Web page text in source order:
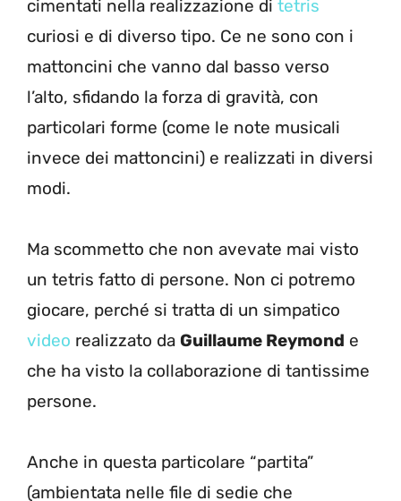
cimentati nella realizzazione di tetris
curiosi e di diverso tipo. Ce ne sono con i
mattoncini che vanno dal basso verso
l’alto, sfidando la forza di gravità, con
particolari forme (come le note musicali
invece dei mattoncini) e realizzati in diversi
modi.
Ma scommetto che non avevate mai visto
un tetris fatto di persone. Non ci potremo
giocare, perché si tratta di un simpatico
video realizzato da Guillaume Reymond e
che ha visto la collaborazione di tantissime
persone.
Anche in questa particolare “partita”
(ambientata nelle file di sedie che